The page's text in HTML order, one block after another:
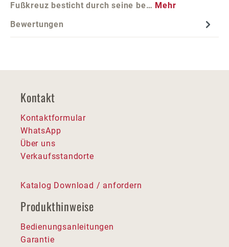
Fußkreuz besticht durch seine be… Mehr
Bewertungen
Kontakt
Kontaktformular
WhatsApp
Über uns
Verkaufsstandorte
Katalog Download / anfordern
Produkthinweise
Bedienungsanleitungen
Garantie